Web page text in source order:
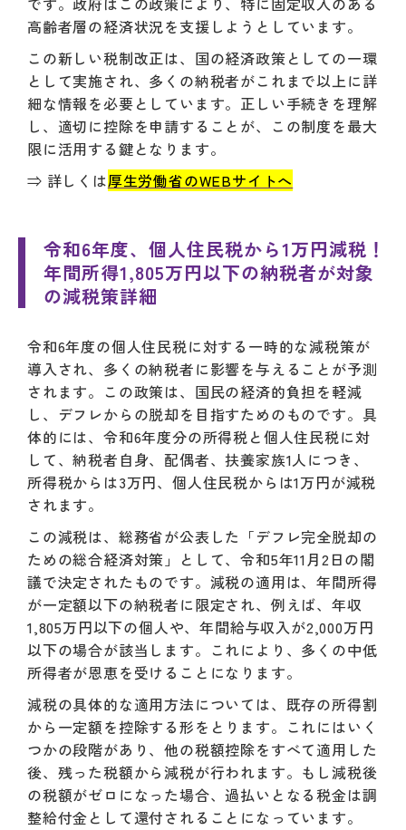
高齢者層の経済状況を支援しようとしています。
この新しい税制改正は、国の経済政策としての一環
として実施され、多くの納税者がこれまで以上に詳
細な情報を必要としています。正しい手続きを理解
し、適切に控除を申請することが、この制度を最大
限に活用する鍵となります。
⇒ 詳しくは厚生労働省のWEBサイトへ
令和6年度、個人住民税から1万円減税！
年間所得1,805万円以下の納税者が対象
の減税策詳細
令和6年度の個人住民税に対する一時的な減税策が
導入され、多くの納税者に影響を与えることが予測
されます。この政策は、国民の経済的負担を軽減
し、デフレからの脱却を目指すためのものです。具
体的には、令和6年度分の所得税と個人住民税に対
して、納税者自身、配偶者、扶養家族1人につき、
所得税からは3万円、個人住民税からは1万円が減税
されます。
この減税は、総務省が公表した「デフレ完全脱却の
ための総合経済対策」として、令和5年11月2日の閣
議で決定されたものです。減税の適用は、年間所得
が一定額以下の納税者に限定され、例えば、年収
1,805万円以下の個人や、年間給与収入が2,000万円
以下の場合が該当します。これにより、多くの中低
所得者が恩恵を受けることになります。
減税の具体的な適用方法については、既存の所得割
から一定額を控除する形をとります。これにはいく
つかの段階があり、他の税額控除をすべて適用した
後、残った税額から減税が行われます。もし減税後
の税額がゼロになった場合、過払いとなる税金は調
整給付金として還付されることになっています。